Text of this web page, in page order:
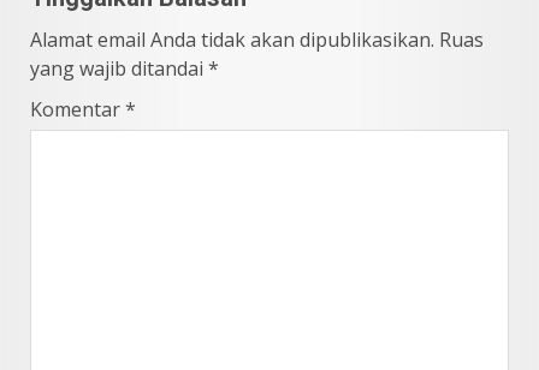
Alamat email Anda tidak akan dipublikasikan. Ruas
yang wajib ditandai *
Komentar*